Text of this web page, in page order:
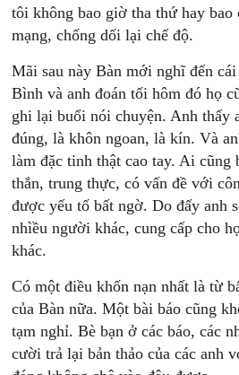
tôi không bao giờ tha thứ hay bao
mạng, chống dối lại chế độ.
Mãi sau này Bàn mới nghĩ đến
Bình và anh đoán tối hôm đó họ
ghi lại buổi nói chuyện. Anh thấy
đúng, là khôn ngoan, là kín. Và
làm đặc tinh thật cao tay. Ai cũng
thắn, trung thực, có vấn đề với
được yếu tố bất ngờ. Do đấy anh
nhìều người khác, cung cấp cho
khác.
Có một điều khốn nạn nhất là từ
của Bàn nữa. Một bài báo cũng
tạm nghỉ. Bè bạn ở các báo, các
cười trả lại bản thảo của các anh